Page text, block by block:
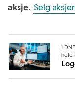
aksje. Selg
I
hele